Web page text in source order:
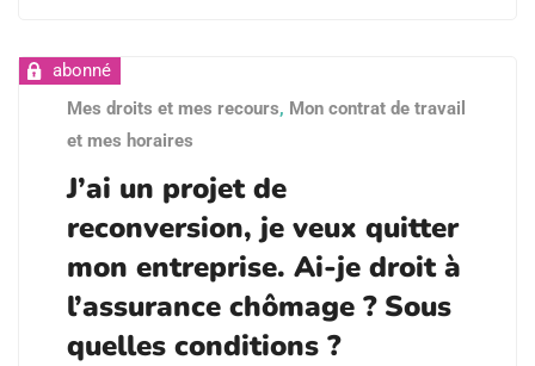
Mes droits et mes recours, Mon contrat de travail
et mes horaires
J’ai un projet de
reconversion, je veux quitter
mon entreprise. Ai-je droit à
l’assurance chômage ? Sous
quelles conditions ?